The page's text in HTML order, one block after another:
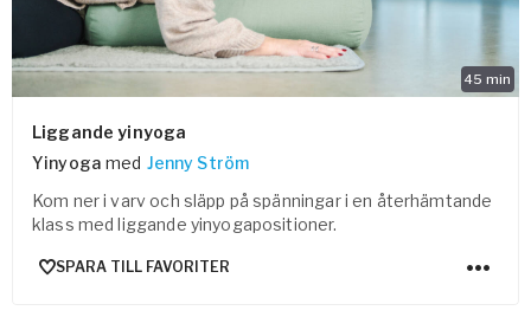
45 min
Liggande yinyoga
Yinyoga med Jenny Ström
Kom ner i varv och släpp på spänningar i en återhämtande
klass med liggande yinyogapositioner.
SPARA TILL FAVORITER